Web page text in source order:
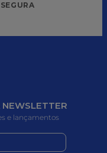
e lançamentos